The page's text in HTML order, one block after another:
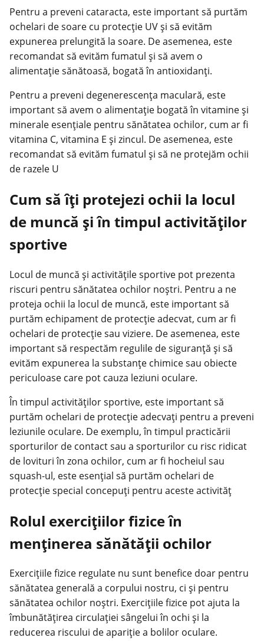
Pentru a preveni cataracta, este important să purtăm
ochelari de soare cu protecție UV și să evităm
expunerea prelungită la soare. De asemenea, este
recomandat să evităm fumatul și să avem o
alimentație sănătoasă, bogată în antioxidanți.
Pentru a preveni degenerescența maculară, este
important să avem o alimentație bogată în vitamine și
minerale esențiale pentru sănătatea ochilor, cum ar fi
vitamina C, vitamina E și zincul. De asemenea, este
recomandat să evităm fumatul și să ne protejăm ochii
de razele U
Cum să îți protejezi ochii la locul
de muncă și în timpul activităților
sportive
Locul de muncă și activitățile sportive pot prezenta
riscuri pentru sănătatea ochilor noștri. Pentru a ne
proteja ochii la locul de muncă, este important să
purtăm echipament de protecție adecvat, cum ar fi
ochelari de protecție sau viziere. De asemenea, este
important să respectăm regulile de siguranță și să
evităm expunerea la substanțe chimice sau obiecte
periculoase care pot cauza leziuni oculare.
În timpul activităților sportive, este important să
purtăm ochelari de protecție adecvați pentru a preveni
leziunile oculare. De exemplu, în timpul practicării
sporturilor de contact sau a sporturilor cu risc ridicat
de lovituri în zona ochilor, cum ar fi hocheiul sau
squash-ul, este esențial să purtăm ochelari de
protecție special concepuți pentru aceste activităț
Rolul exercițiilor fizice în
menținerea sănătății ochilor
Exercițiile fizice regulate nu sunt benefice doar pentru
sănătatea generală a corpului nostru, ci și pentru
sănătatea ochilor noștri. Exercițiile fizice pot ajuta la
îmbunătățirea circulației sângelui în ochi și la
reducerea riscului de apariție a bolilor oculare.